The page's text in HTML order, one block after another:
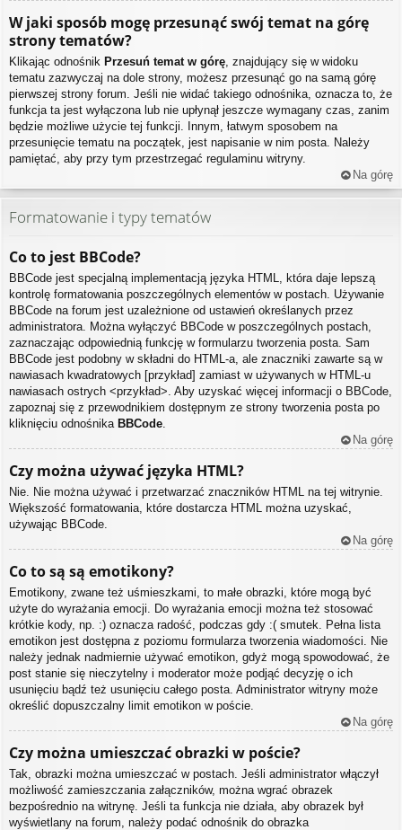
W jaki sposób mogę przesunąć swój temat na górę
strony tematów?
Klikając odnośnik Przesuń temat w górę, znajdujący się w widoku
tematu zazwyczaj na dole strony, możesz przesunąć go na samą górę
pierwszej strony forum. Jeśli nie widać takiego odnośnika, oznacza to, że
funkcja ta jest wyłączona lub nie upłynął jeszcze wymagany czas, zanim
będzie możliwe użycie tej funkcji. Innym, łatwym sposobem na
przesunięcie tematu na początek, jest napisanie w nim posta. Należy
pamiętać, aby przy tym przestrzegać regulaminu witryny.
Na górę
Formatowanie i typy tematów
Co to jest BBCode?
BBCode jest specjalną implementacją języka HTML, która daje lepszą
kontrolę formatowania poszczególnych elementów w postach. Używanie
BBCode na forum jest uzależnione od ustawień określanych przez
administratora. Można wyłączyć BBCode w poszczególnych postach,
zaznaczając odpowiednią funkcję w formularzu tworzenia posta. Sam
BBCode jest podobny w składni do HTML-a, ale znaczniki zawarte są w
nawiasach kwadratowych [przykład] zamiast w używanych w HTML-u
nawiasach ostrych <przykład>. Aby uzyskać więcej informacji o BBCode,
zapoznaj się z przewodnikiem dostępnym ze strony tworzenia posta po
kliknięciu odnośnika BBCode
Na górę
Czy można używać języka HTML?
Nie. Nie można używać i przetwarzać znaczników HTML na tej witrynie.
Większość formatowania, które dostarcza HTML można uzyskać,
używając BBCode.
Na górę
Co to są są emotikony?
Emotikony, zwane też uśmieszkami, to małe obrazki, które mogą być
użyte do wyrażania emocji. Do wyrażania emocji można też stosować
krótkie kody, np. :) oznacza radość, podczas gdy :( smutek. Pełna lista
emotikon jest dostępna z poziomu formularza tworzenia wiadomości. Nie
należy jednak nadmiernie używać emotikon, gdyż mogą spowodować, że
post stanie się nieczytelny i moderator może podjąć decyzję o ich
usunięciu bądź też usunięciu całego posta. Administrator witryny może
określić dopuszczalny limit emotikon w poście.
Na górę
Czy można umieszczać obrazki w poście?
Tak, obrazki można umieszczać w postach. Jeśli administrator włączył
możliwość zamieszczania załączników, można wgrać obrazek
bezpośrednio na witrynę. Jeśli ta funkcja nie działa, aby obrazek był
wyświetlany na forum, należy podać odnośnik do obrazka